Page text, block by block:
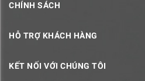
CHÍNH SÁCH
HỖ TRỢ KHÁCH HÀNG
KẾT NỐI VỚI CHÚNG TÔI